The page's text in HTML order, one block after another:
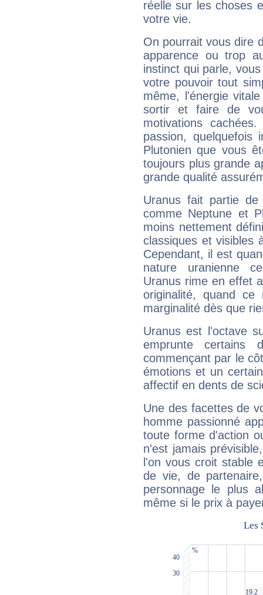
réelle sur les choses
votre vie.
On pourrait vous dire
apparence ou trop
instinct qui parle,
votre pouvoir tout
même, l'énergie
sortir et faire de
motivations
passion, quelquefois
Plutonien que vous
toujours plus grande
grande qualité
Uranus fait partie
comme Neptune et
moins nettement
classiques et visibles
Cependant, il est
nature uranienne
Uranus rime en effet
originalité, quand ce
marginalité dès que
Uranus est l'octave
emprunte
commençant par le
émotions et un
affectif en dents de
Une des facettes de
homme passionné
toute forme d'action
n'est jamais
l'on vous croit stable
de vie, de
personnage le plus
même si le prix à